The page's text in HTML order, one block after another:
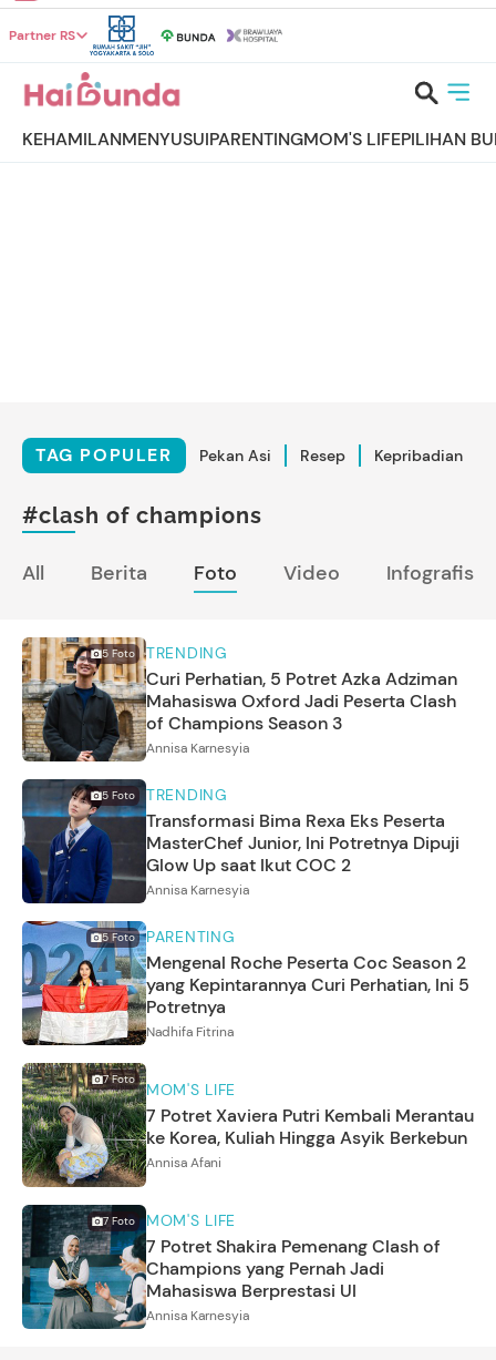
Partner RS
KEHAMILANMENYUSUIPARENTINGMOM'S LIFEPILIHAN
TAG POPULER Pekan Asi Resep Kepribadian
#clash of champions
All Berita Foto Video Infografis
5 Foto TRENDING
Curi Perhatian, 5 Potret Azka Adziman
Mahasiswa Oxford Jadi Peserta Clash
of Champions Season 3
Annisa Karnesyia
5 Foto TRENDING
Transformasi Bima Rexa Eks Peserta
MasterChef Junior, Ini Potretnya Dipuji
Glow Up saat Ikut COC 2
Annisa Karnesyia
5Foto PARENTING
Mengenal Roche Peserta Coc Season 2
yang Kepintarannya Curi Perhatian, Ini 5
Potretnya
Nadhifa Fitrina
7Foto MOM'S LIFE
7 Potret Xaviera Putri Kembali Merantau
ke Korea, Kuliah Hingga Asyik Berkebun
Annisa Afani
7 Foto MOM'S LIFE
7 Potret Shakira Pemenang Clash of
Champions yang Pernah Jadi
Mahasiswa Berprestasi UI
Annisa Karnesyia